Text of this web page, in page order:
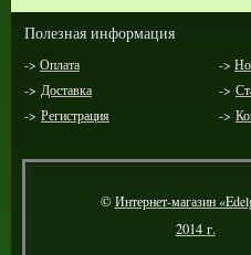
Полезная информация
-> Оплата ->
-> Доставка ->
-> Регистрация ->
©Интернет-магазин
2014 г.